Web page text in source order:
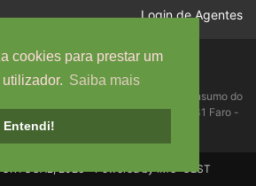
cookies para prestar um
Saiba mais
Entendi!
Login de Agentes
e Arbitragem de Conflitos de Consumo do
Empresas, Estrada da Penha, 8005-131 Faro -
823 135 cimaal@mail.telepac.pt
IMO-GEST